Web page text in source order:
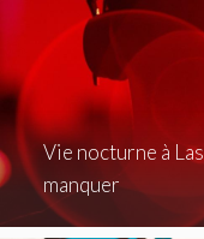
Vie nocturne à
manquer